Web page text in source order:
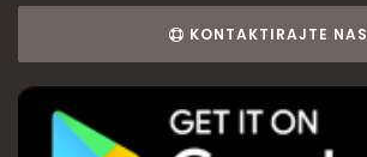
KONTAKTIRAJTE NAS